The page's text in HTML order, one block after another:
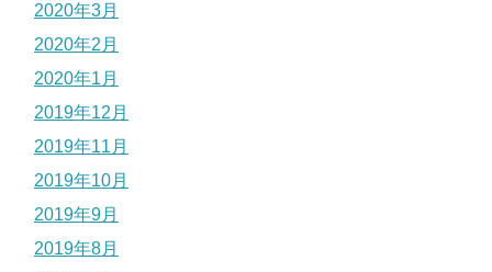
2020年3月
2020年2月
2020年1月
2019年12月
2019年11月
2019年10月
2019年9月
2019年8月